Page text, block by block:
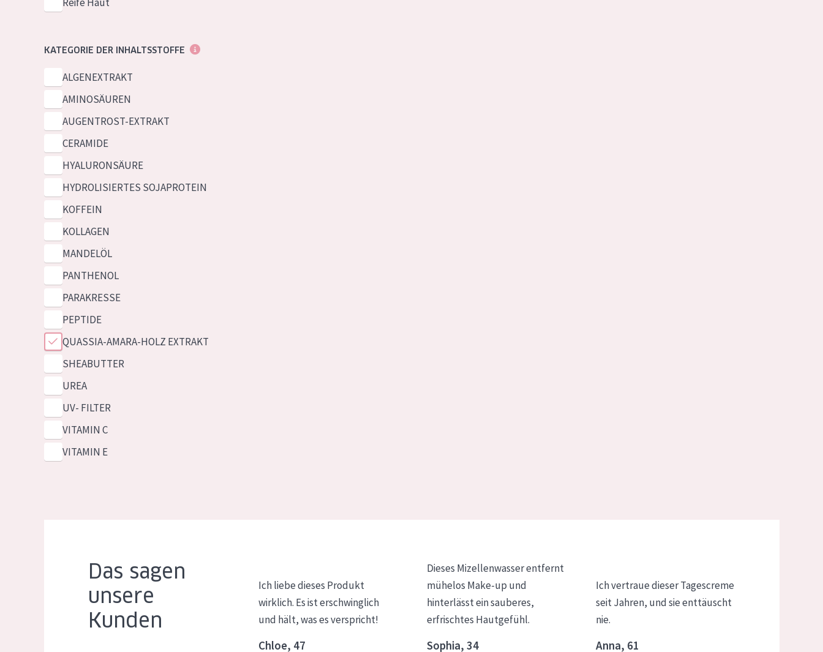
KATEGORIE DER INHALTSSTOFFE
ALGENEXTRAKT
AMINOSÄUREN
AUGENTROST-EXTRAKT
CERAMIDE
HYALURONSÄURE
HYDROLISIERTES SOJAPROTEIN
KOFFEIN
KOLLAGEN
MANDELÖL
PANTHENOL
PARAKRESSE
PEPTIDE
QUASSIA-AMARA-HOLZ EXTRAKT
SHEABUTTER
UREA
UV- FILTER
VITAMIN C
VITAMIN E
Das sagen
unsere
Kunden
Ich liebe dieses Produkt
wirklich. Es ist erschwinglich
und hält, was es verspricht!
Chloe, 47
Dieses Mizellenwasser entfernt
mühelos Make-up und
hinterlässt ein sauberes,
erfrischtes Hautgefühl.
Sophia, 34
Ich vertraue dieser Tagescreme
seit Jahren, und sie enttäuscht
nie.
Anna, 61